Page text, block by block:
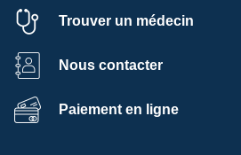
Trouver un médecin
Nous contacter
Paiement en ligne